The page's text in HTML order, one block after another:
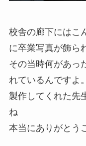
校舎の廊下にはこ
に卒業写真が飾ら
その当時何があっ
れているんですよ。
製作してくれた先
ね
本当にありがとう